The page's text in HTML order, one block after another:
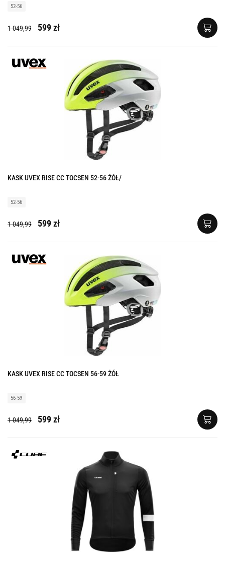
52-56
1 049,99 599 zł
KASK UVEX RISE CC TOCSEN 52-56 ŻÓŁ/
52-56
1 049,99 599 zł
KASK UVEX RISE CC TOCSEN 56-59 ŻÓŁ
56-59
1 049,99 599 zł